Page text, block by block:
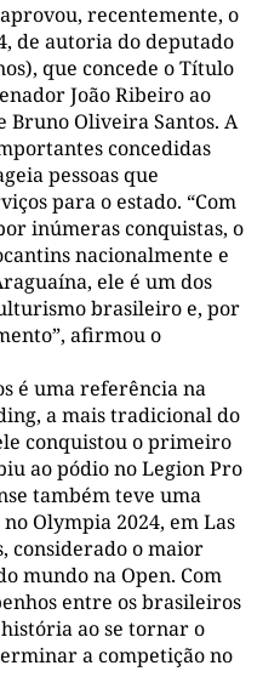
recentemente, o
de autoria do deputado
que concede o Título
João Ribeiro ao
Oliveira Santos. A
concedidas
pessoas que
para o estado. “Com
inúmeras conquistas, o
nacionalmente e
ele é um dos
brasileiro e, por
afirmou o
é uma referência na
a mais tradicional do
conquistou o primeiro
ao pódio no Legion Pro
também teve uma
Olympia 2024, em Las
considerado o maior
mundo na Open. Com
entre os brasileiros
ao se tornar o
a competição no